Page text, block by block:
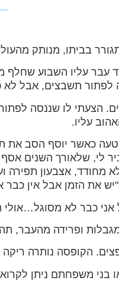
עליו השבוע שחלף
לפתור תשבצים,
הצעתי לו שננסה
עליו.
כאשר יוסף הסב את
לי, שלאורך השנים
מחודד, אצבעון תפירה
את הזמן אבל אין כבר
כבר לא מסוגל…אולי
ופרידה מהעבר,
הקופסה נותרה
בני משפחתם ניתן לקרוא